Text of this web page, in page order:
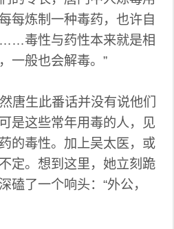
每炼制一种毒药，也许自
毒性与药性本来就是相
一般也会解毒。”
唐生此番话并没有说他们
是这些常年用毒的人，见
的毒性。加上吴太医，或
定。想到这里，她立刻跪
磕了一个响头：“外公，